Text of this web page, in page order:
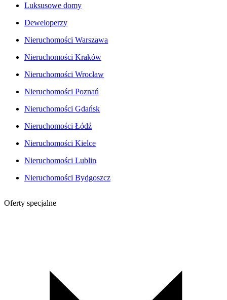
Luksusowe domy
Deweloperzy
Nieruchomości Warszawa
Nieruchomości Kraków
Nieruchomości Wrocław
Nieruchomości Poznań
Nieruchomości Gdańsk
Nieruchomości Łódź
Nieruchomości Kielce
Nieruchomości Lublin
Nieruchomości Bydgoszcz
Oferty specjalne